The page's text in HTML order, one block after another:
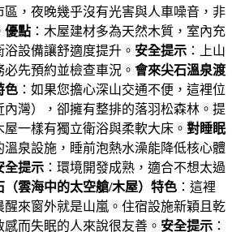
區，夜晚幾乎沒有光害與人車噪音，非
優點 ：木屋建材多為天然木質，室內充
設備讓舒適度提升。 安全提示 ：上山
先預約並檢查車況。 會來尖石溫泉渡
色 ：如果您擔心深山交通不便，這裡位
灣），卻擁有整排的落羽松森林。提
屋一樣有獨立衛浴與柔軟大床。 對睡眠
溫泉設施，睡前泡熱水澡能降低核心體
全提示 ：環境開發成熟，適合不想太過
雲海中的太空艙/木屋） 特色 ：這裡
來窗外就是山嵐。住宿設施新穎且乾
而失眠的人來說很友善。 安全提示 ：